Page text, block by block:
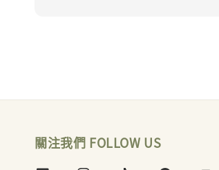
關注我們 FOLLOW US